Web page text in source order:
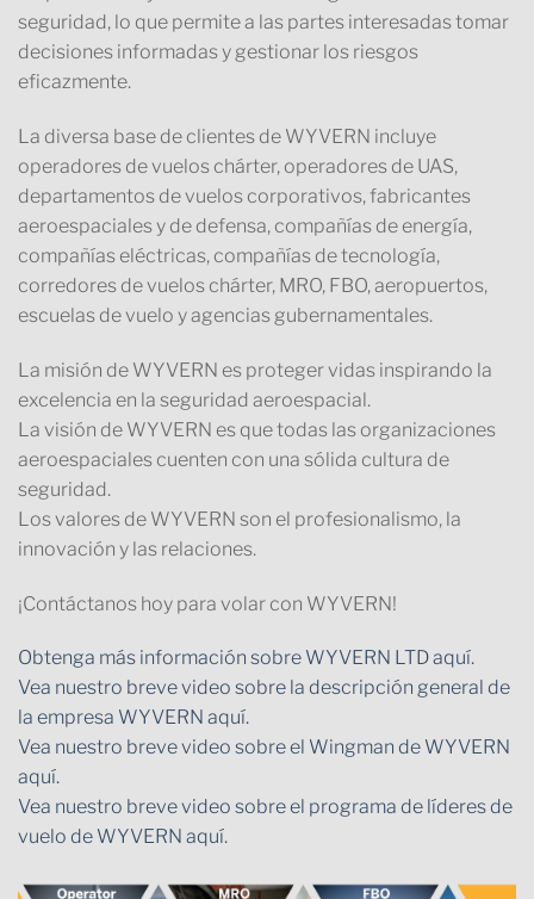
seguridad, lo que permite a las partes interesadas tomar
decisiones informadas y gestionar los riesgos
eficazmente.
La diversa base de clientes de WYVERN incluye
operadores de vuelos chárter, operadores de UAS,
departamentos de vuelos corporativos, fabricantes
aeroespaciales y de defensa, compañías de energía,
compañías eléctricas, compañías de tecnología,
corredores de vuelos chárter, MRO, FBO, aeropuertos,
escuelas de vuelo y agencias gubernamentales.
La misión de WYVERN es proteger vidas inspirando la
excelencia en la seguridad aeroespacial.
La visión de WYVERN es que todas las organizaciones
aeroespaciales cuenten con una sólida cultura de
seguridad.
Los valores de WYVERN son el profesionalismo, la
innovación y las relaciones.
¡Contáctanos hoy para volar con WYVERN!
Obtenga más información sobre WYVERN LTD aquí.
Vea nuestro breve video sobre la descripción general de
la empresa WYVERN aquí.
Vea nuestro breve video sobre el Wingman de WYVERN
aquí.
Vea nuestro breve video sobre el programa de líderes de
vuelo de WYVERN aquí.